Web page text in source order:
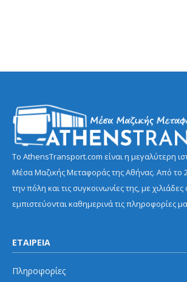
Το AthensTransport.com είναι η μεγαλύτερη
Μέσα Μαζικής Μεταφοράς της Αθήνας. Από το
την πόλη και τις συγκοινωνίες της, με
εμπιστεύονται καθημερινά τις πληροφορίες
ΕΤΑΙΡΕΙΑ
Πληροφορίες